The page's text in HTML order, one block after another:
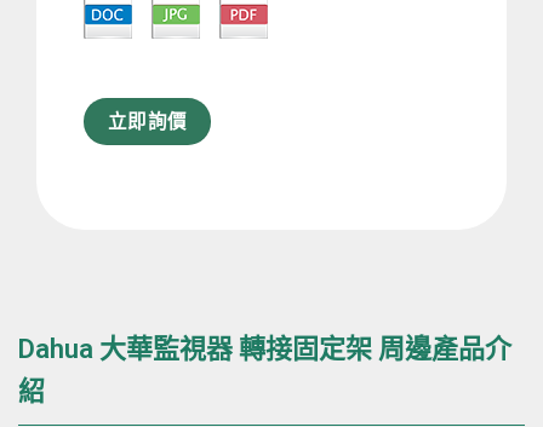
立即詢價
Dahua 大華監視器 轉接固定架 周邊產品介
紹